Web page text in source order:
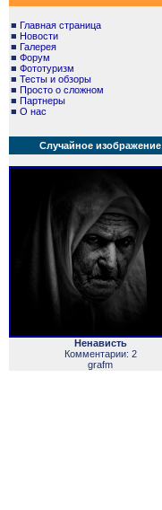
■ Главная страница
■ Новости
■ Галерея
■ Форум
■ Фототуризм
■ Тесты и обзоры
■ Просто о сложном
■ Партнеры
■ О нас
Случайное изображение
Ненависть
Комментарии: 2
grafm